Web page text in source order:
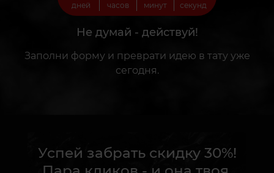
дней часов минут секунд
Не думай - действуй!
Заполни форму и преврати идею в тату уже
сегодня.
Успей забрать скидку 30%!